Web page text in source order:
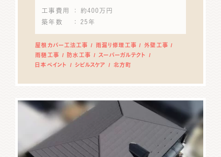
工事費用
： 約400万円
築年数
： 25年
屋根カバー工法工事 雨漏り修理工事
外壁工事
雨樋工事
防水工事
スーパーガルテクト
日本ペイント
シビルスケア 北方町